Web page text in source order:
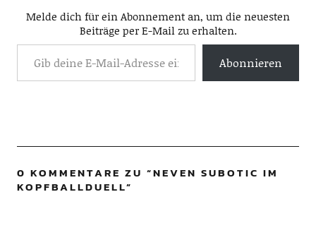
Melde dich für ein Abonnement an, um die neuesten
Beiträge per E-Mail zu erhalten.
Abonnieren
0 KOMMENTARE ZU “NEVEN SUBOTIC IM
KOPFBALLDUELL”